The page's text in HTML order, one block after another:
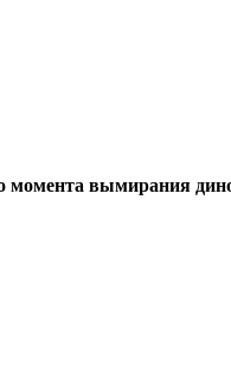
момента вымирания